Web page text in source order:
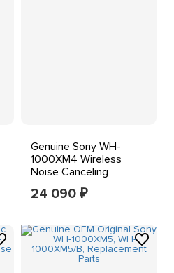
Genuine Sony WH-
1000XM4 Wireless
Noise Canceling
Headphones - Silver U
24 090 ₽